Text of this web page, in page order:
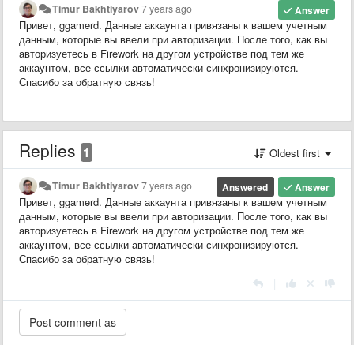
Answer
Timur Bakhtiyarov7 years ago
Привет, ggamerd. Данные аккаунта привязаны к вашем учетным
данным, которые вы ввели при авторизации. После того, как вы
авторизуетесь в Firework на другом устройстве под тем же
аккаунтом, все ссылки автоматически синхронизируются.
Спасибо за обратную связь!
Replies 1 Oldest first
Answer
Answered
Timur Bakhtiyarov7 years ago
Привет, ggamerd. Данные аккаунта привязаны к вашем учетным
данным, которые вы ввели при авторизации. После того, как вы
авторизуетесь в Firework на другом устройстве под тем же
аккаунтом, все ссылки автоматически синхронизируются.
Спасибо за обратную связь!